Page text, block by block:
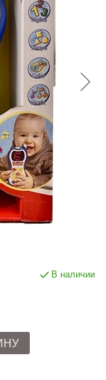
В наличии